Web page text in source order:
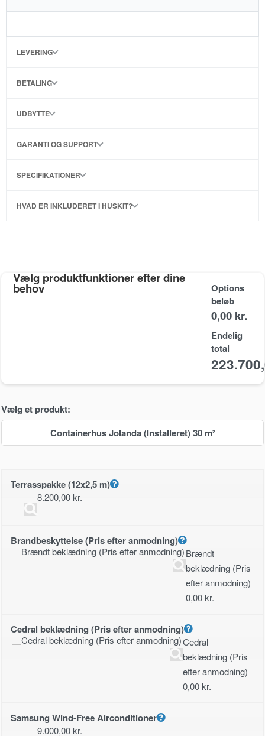
LEVERING
BETALING
UDBYTTE
GARANTI OG SUPPORT
SPECIFIKATIONER
HVAD ER INKLUDERET I HUSKIT?
Vælg produktfunktioner efter dine
behov
Options
beløb
0,00 kr.
Endelig
total
Vælg et produkt:
Containerhus Jolanda (Installeret) 30 m²
Terrasspakke (12x2,5 m)
8.200,00kr.
Brandbeskyttelse (Pris efter anmodning)
Brændt
beklædning (Pris
efter anmodning)
0,00kr.
Cedral beklædning (Pris efter anmodning)
Cedral
beklædning (Pris
efter anmodning)
0,00kr.
Samsung Wind-Free Airconditioner
9.000,00kr.